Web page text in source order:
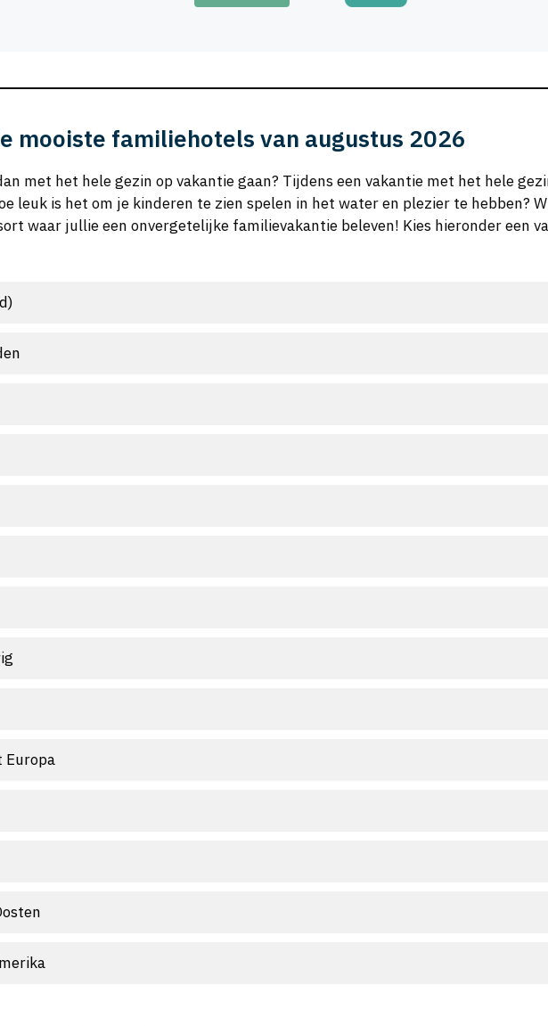
mooiste familiehotels van augustus 2026
met het hele gezin op vakantie gaan? Tijdens een vakantie met het hele
leuk is het om je kinderen te zien spelen in het water en plezier te hebben?
waar jullie een onvergetelijke familievakantie beleven! Kies hieronder een
Europa